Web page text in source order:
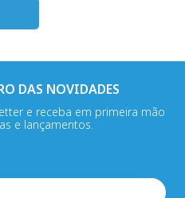
DAS NOVIDADES
e receba em primeira mão
e lançamentos.